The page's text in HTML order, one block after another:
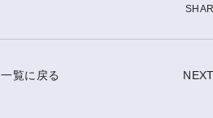
一覧に戻る